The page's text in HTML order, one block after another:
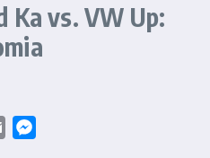
Ka vs. VW Up:
Email